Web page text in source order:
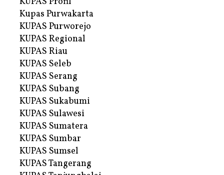
Kupas Purwakarta
KUPAS Purworejo
KUPAS Regional
KUPAS Riau
KUPAS Seleb
KUPAS Serang
KUPAS Subang
KUPAS Sukabumi
KUPAS Sulawesi
KUPAS Sumatera
KUPAS Sumbar
KUPAS Sumsel
KUPAS Tangerang